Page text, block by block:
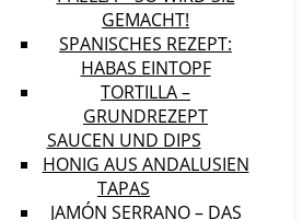
GEMACHT!
SPANISCHES REZEPT:
HABAS EINTOPF
TORTILLA –
GRUNDREZEPT
SAUCEN UND DIPS
HONIG AUS ANDALUSIEN
TAPAS
JAMÓN SERRANO – DAS